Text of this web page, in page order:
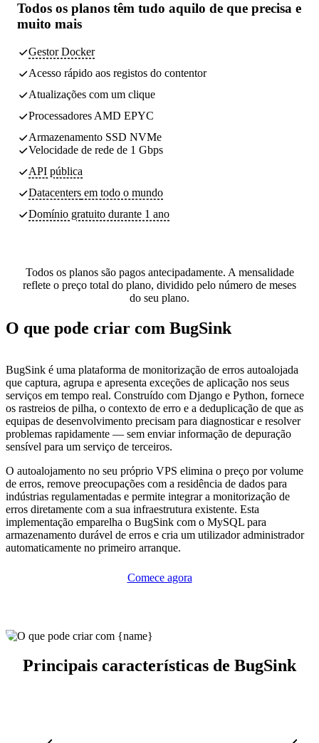
Todos os planos têm tudo aquilo de que precisa e
muito mais
Gestor Docker
Acesso rápido aos registos do contentor
Atualizações com um clique
Processadores AMD EPYC
Armazenamento SSD NVMe
Velocidade de rede de 1 Gbps
API pública
Datacenters em todo o mundo
Domínio gratuito durante 1 ano
Todos os planos são pagos antecipadamente. A mensalidade
reflete o preço total do plano, dividido pelo número de meses
do seu plano.
O que pode criar com BugSink
BugSink é uma plataforma de monitorização de erros autoalojada
que captura, agrupa e apresenta exceções de aplicação nos seus
serviços em tempo real. Construído com Django e Python, fornece
os rastreios de pilha, o contexto de erro e a deduplicação de que as
equipas de desenvolvimento precisam para diagnosticar e resolver
problemas rapidamente — sem enviar informação de depuração
sensível para um serviço de terceiros.
O autoalojamento no seu próprio VPS elimina o preço por volume
de erros, remove preocupações com a residência de dados para
indústrias regulamentadas e permite integrar a monitorização de
erros diretamente com a sua infraestrutura existente. Esta
implementação emparelha o BugSink com o MySQL para
armazenamento durável de erros e cria um utilizador administrador
automaticamente no primeiro arranque.
Comece agora
Principais características de BugSink